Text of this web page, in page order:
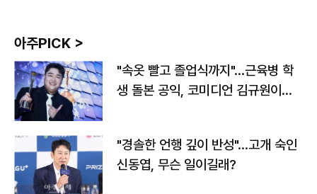
아주PICK >
"속옷 빨고 졸업식까지"…근육병 학
생 돌본 공익, 코미디언 김규원이었
"경솔한 언행 깊이 반성"…고개 숙인
신동엽, 무슨 일이길래?